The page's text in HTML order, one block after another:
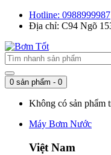
Hotline: 0988999987
Địa chỉ: C94 Ngõ
0 sản phẩm - 0
Không có sản phẩm
Máy Bơm Nước
Việt Nam